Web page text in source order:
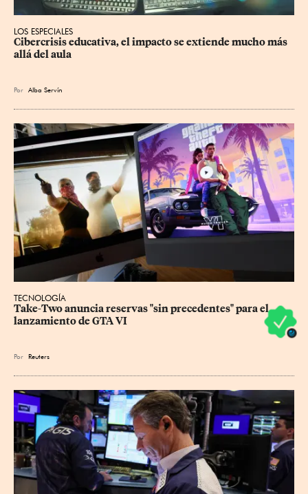
LOS ESPECIALES
Cibercrisis educativa, el impacto se extiende mucho más
allá del aula
Por Alba Servín
TECNOLOGÍA
Take-Two anuncia reservas "sin precedentes" para el
lanzamiento de GTA VI
Por Reuters